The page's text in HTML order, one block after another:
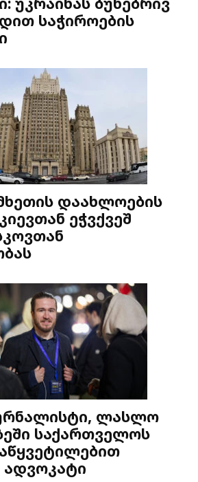
საჭიროების
დაახლოების
ეჭვქვეშ
ლასლო
საქართველოს
ადვოკატი